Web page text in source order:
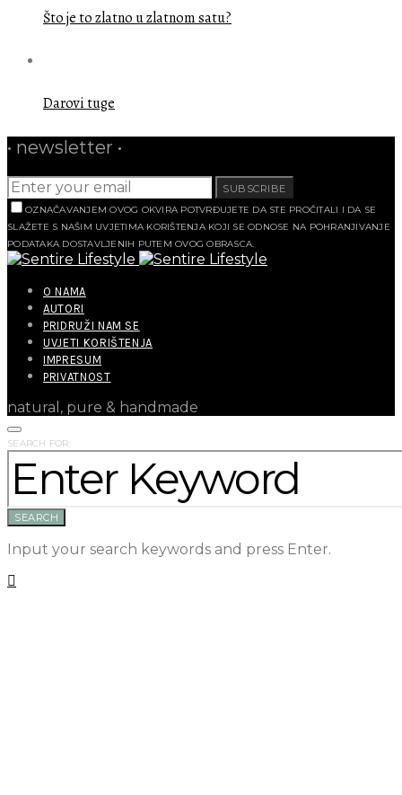
Što je to zlatno u zlatnom satu?
Darovi tuge
• newsletter •
SUBSCRIBE
OZNAČAVANJEM OVOG OKVIRA POTVRĐUJETE DA STE PROČITALI I DA SE
SLAŽETE S NAŠIM UVJETIMA KORIŠTENJA KOJI SE ODNOSE NA POHRANJIVANJE
PODATAKA DOSTAVLJENIH PUTEM OVOG OBRASCA.
O NAMA
AUTORI
PRIDRUŽI NAM SE
UVJETI KORIŠTENJA
IMPRESUM
PRIVATNOST
natural, pure & handmade
SEARCH FOR:
SEARCH
Input your search keywords and press Enter.